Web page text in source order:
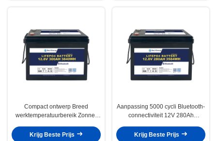
Compact ontwerp Breed
werktemperatuurbereik Zonne-
Krijg Beste Prijs
Aanpassing 5000 cycli Bluetooth-
connectiviteit 12V 280Ah
Krijg Beste Prijs